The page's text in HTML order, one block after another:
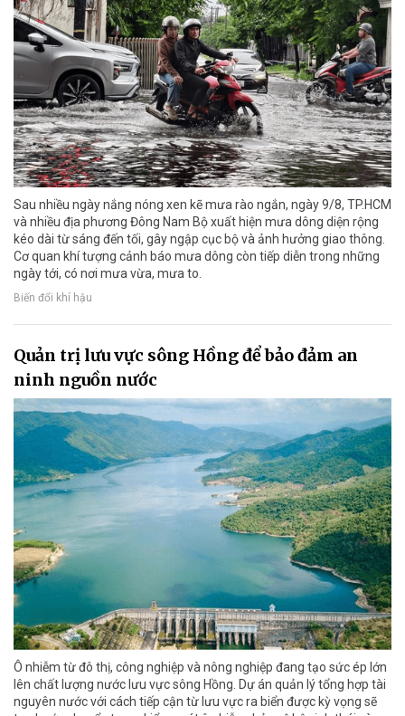
Sau nhiều ngày nắng nóng xen kẽ mưa rào ngắn, ngày 9/8, TP.HCM
và nhiều địa phương Đông Nam Bộ xuất hiện mưa dông diện rộng
kéo dài từ sáng đến tối, gây ngập cục bộ và ảnh hưởng giao thông.
Cơ quan khí tượng cảnh báo mưa dông còn tiếp diễn trong những
ngày tới, có nơi mưa vừa, mưa to.
Biến đổi khí hậu
Quản trị lưu vực sông Hồng để bảo đảm an
ninh nguồn nước
Ô nhiễm từ đô thị, công nghiệp và nông nghiệp đang tạo sức ép lớn
lên chất lượng nước lưu vực sông Hồng. Dự án quản lý tổng hợp tài
nguyên nước với cách tiếp cận từ lưu vực ra biển được kỳ vọng sẽ